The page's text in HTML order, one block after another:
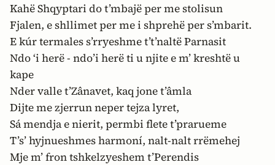
Kahë Shqyptari do t’mbajë per me stolisun
Fjalen, e shllimet per me i shprehë per s’mbarit.
E kúr termales s’rryeshme t’t’naltë Parnasit
Ndo ‘i herë - ndo’i herë ti u njite e m’ kreshtë u
kape
Nder valle t’Zânavet, kaq jone t’âmla
Dijte me zjerrun neper tejza lyret,
Sá mendja e nierit, permbi flete t’prarueme
T’s’ hyjnueshmes harmoní, nalt-nalt rrëmehej
Mje m’ fron tshkelzyeshem t’Perendis